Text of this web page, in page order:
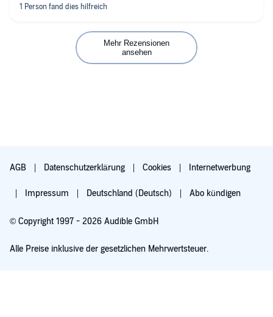
Mehr Rezensionen
ansehen
AGB Datenschutzerklärung Cookies Internetwerbung
Impressum Deutschland (Deutsch) Abo kündigen
© Copyright 1997 - 2026 Audible GmbH
Alle Preise inklusive der gesetzlichen Mehrwertsteuer.